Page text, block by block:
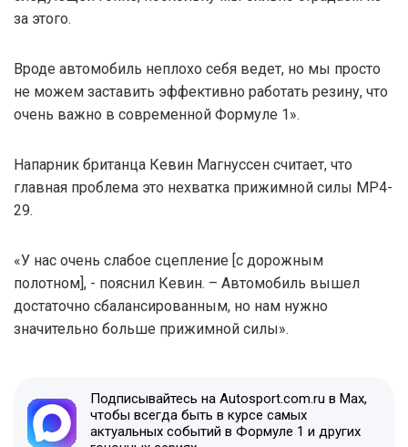
за этого.
Вроде автомобиль неплохо себя ведет, но мы просто
не можем заставить эффективно работать резину, что
очень важно в современной Формуле 1».
Напарник британца Кевин Магнуссен считает, что
главная проблема это нехватка прижимной силы МР4-
29.
«У нас очень слабое сцепление [с дорожным
полотном], - пояснил Кевин. – Автомобиль вышел
достаточно сбалансированным, но нам нужно
значительно больше прижимной силы».
Подписывайтесь на Autosport.com.ru в Max,
чтобы всегда быть в курсе самых
актуальных событий в Формуле 1 и других